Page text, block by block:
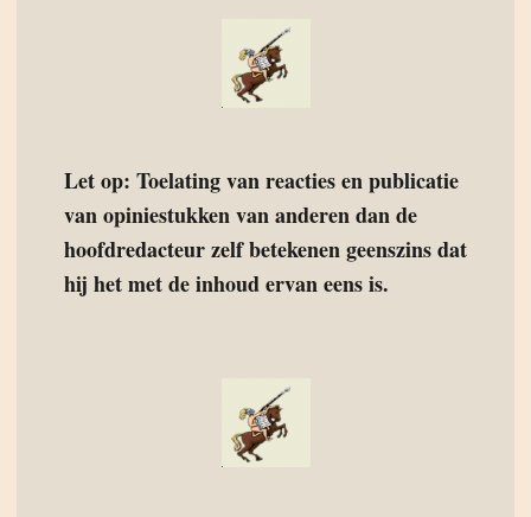
Let op: Toelating van reacties en publicatie
van opiniestukken van anderen dan de
hoofdredacteur zelf betekenen geenszins dat
hij het met de inhoud ervan eens is.